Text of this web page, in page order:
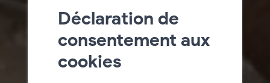
Déclaration de
consentement aux
cookies